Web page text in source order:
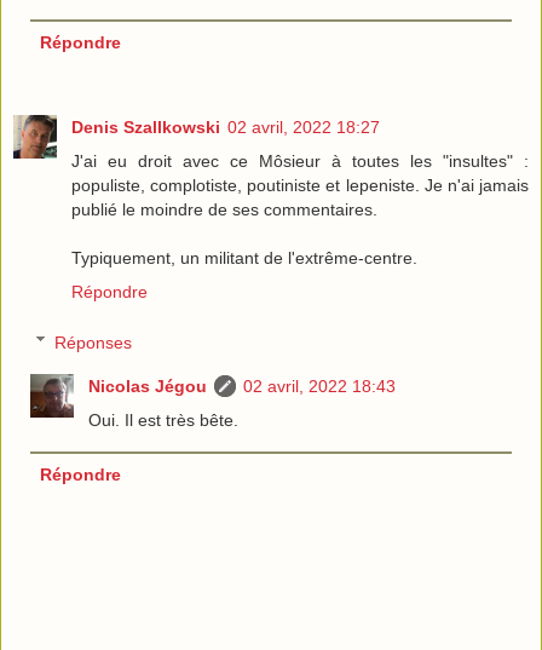
Répondre
Denis Szallkowski 02 avril, 2022 18:27
J'ai eu droit avec ce Môsieur à toutes les "insultes" :
populiste, complotiste, poutiniste et lepeniste. Je n'ai jamais
publié le moindre de ses commentaires.
Typiquement, un militant de l'extrême-centre.
Répondre
Réponses
Nicolas Jégou
02 avril, 2022 18:43
Oui. Il est très bête.
Répondre